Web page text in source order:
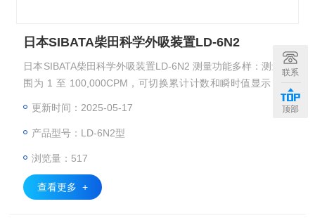
日本SIBATA柴田科学外吸装置LD-6N2
日本SIBATA柴田科学外吸装置LD-6N2 测量功能多样：测量范
围为 1 至 100,000CPM，可切换累计计数和瞬时值显示，还
能进行质量浓度换算，方便用户从不同角度了解粉尘浓度情
更新时间：2025-05-17
产品型号：LD-6N2型
浏览量：517
查看更多 +
联系
顶部